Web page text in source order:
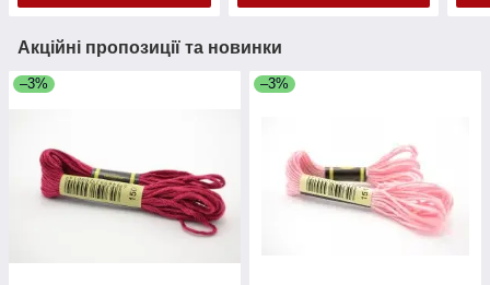
Акційні пропозиції та новинки
–3% –3%